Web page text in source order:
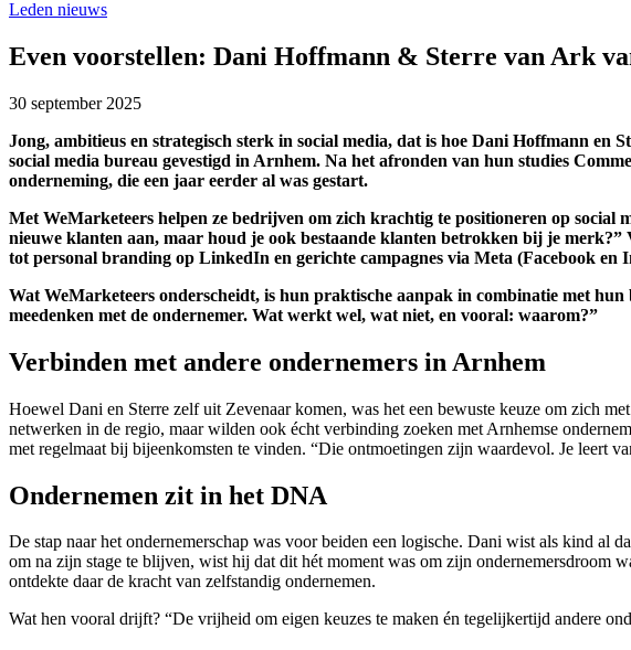
Leden nieuws
Even voorstellen: Dani Hoffmann & Sterre van Ark
30 september 2025
Jong, ambitieus en strategisch sterk in social media, dat is hoe Dani Hoffmann
social media bureau gevestigd in Arnhem. Na het afronden van hun studies
onderneming, die een jaar eerder al was gestart.
Met WeMarketeers helpen ze bedrijven om zich krachtig te positioneren op social
nieuwe klanten aan, maar houd je ook bestaande klanten betrokken bij je
tot personal branding op LinkedIn en gerichte campagnes via Meta (Facebook en
Wat WeMarketeers onderscheidt, is hun praktische aanpak in combinatie met
meedenken met de ondernemer. Wat werkt wel, wat niet, en vooral: waarom?”
Verbinden met andere ondernemers in Arnhem
Hoewel Dani en Sterre zelf uit Zevenaar komen, was het een bewuste keuze om zich
netwerken in de regio, maar wilden ook écht verbinding zoeken met Arnhemse
met regelmaat bij bijeenkomsten te vinden. “Die ontmoetingen zijn waardevol. Je leert
Ondernemen zit in het DNA
De stap naar het ondernemerschap was voor beiden een logische. Dani wist als kind
om na zijn stage te blijven, wist hij dat dit hét moment was om zijn ondernemersdroom
ontdekte daar de kracht van zelfstandig ondernemen.
Wat hen vooral drijft? “De vrijheid om eigen keuzes te maken én tegelijkertijd andere